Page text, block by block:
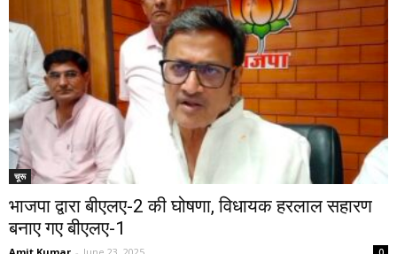
चूरू
भाजपा द्वारा बीएलए-2 की घोषणा, विधायक हरलाल सहारण
बनाए गए बीएलए-1